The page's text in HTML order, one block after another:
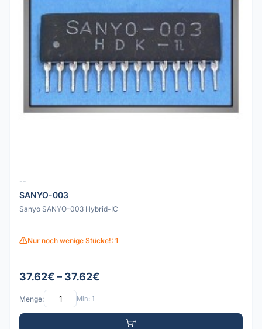
--
SANYO-003
Sanyo SANYO-003 Hybrid-IC
Nur noch wenige Stücke!: 1
37.62€ – 37.62€
Menge: Min: 1